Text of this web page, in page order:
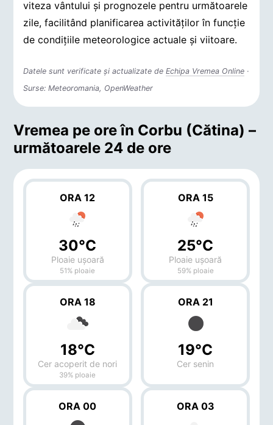
viteza vântului și prognozele pentru următoarele
zile, facilitând planificarea activităților în funcție
de condițiile meteorologice actuale și viitoare.
Datele sunt verificate și actualizate deEchipa Vremea Online ·
Surse: Meteoromania, OpenWeather
Vremea pe ore în Corbu (Cătina) –
următoarele 24 de ore
ORA 12
30°C
Ploaie ușoară
51% ploaie
ORA 15
25°C
Ploaie ușoară
59% ploaie
ORA 18
18°C
Cer acoperit de nori
39% ploaie
ORA 21
19°C
Cer senin
ORA 00 ORA 03